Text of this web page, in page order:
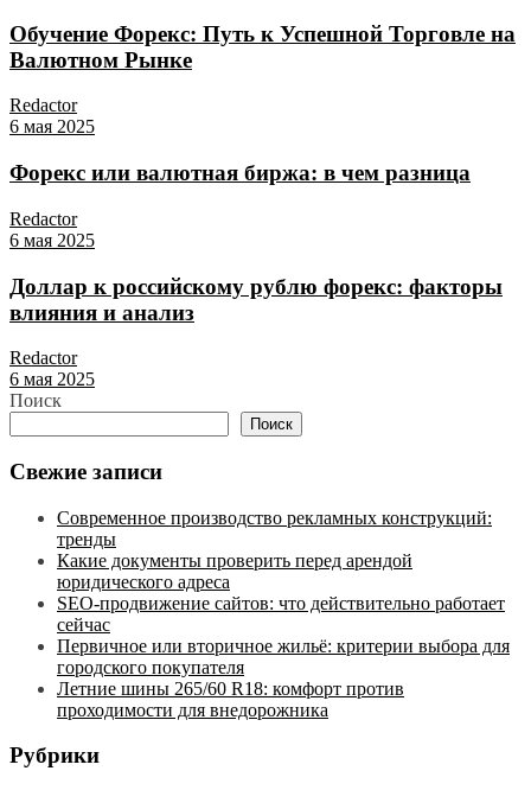
Обучение Форекс: Путь к Успешной Торговле на
Валютном Рынке
Redactor
6 мая 2025
Форекс или валютная биржа: в чем разница
Redactor
6 мая 2025
Доллар к российскому рублю форекс: факторы
влияния и анализ
Redactor
6 мая 2025
Поиск
Поиск
Свежие записи
Современное производство рекламных конструкций:
тренды
Какие документы проверить перед арендой
юридического адреса
SEO-продвижение сайтов: что действительно работает
сейчас
Первичное или вторичное жильё: критерии выбора для
городского покупателя
Летние шины 265/60 R18: комфорт против
проходимости для внедорожника
Рубрики